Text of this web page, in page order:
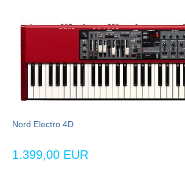
Nord Electro 4D
1.399,00 EUR